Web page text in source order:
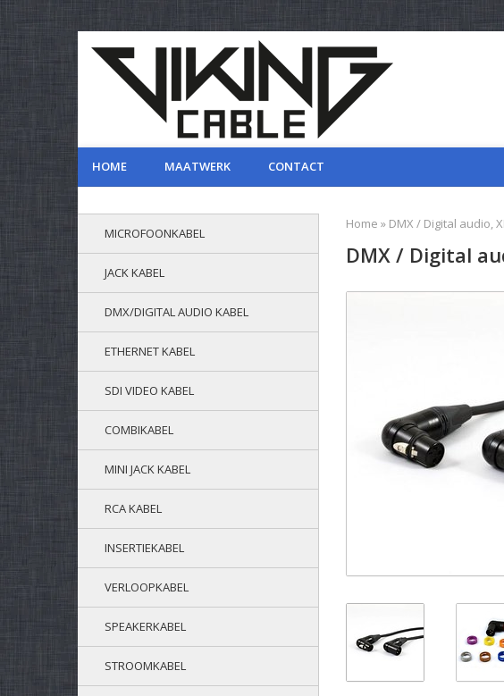
HOME MAATWERK CONTACT
MICROFOONKABEL
JACK KABEL
DMX/DIGITAL AUDIO KABEL
ETHERNET KABEL
SDI VIDEO KABEL
COMBIKABEL
MINI JACK KABEL
RCA KABEL
INSERTIEKABEL
VERLOOPKABEL
SPEAKERKABEL
STROOMKABEL
Home » DMX / Digital audio,
DMX / Digital